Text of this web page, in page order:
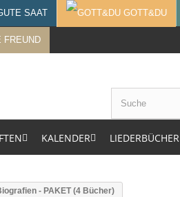
SAAT GOTT&DU
FREUND
KALENDER LIEDERBÜCHER
- PAKET (4 Bücher)